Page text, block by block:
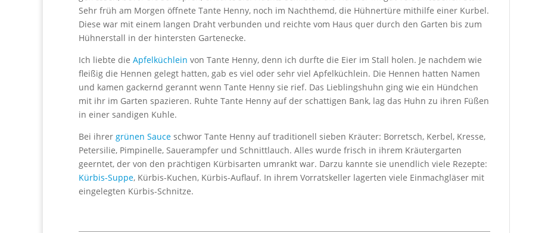
Sehr früh am Morgen öffnete Tante Henny, noch im Nachthemd, die Hühnertüre mithilfe einer Kurbel.
Diese war mit einem langen Draht verbunden und reichte vom Haus quer durch den Garten bis zum
Hühnerstall in der hintersten Gartenecke.
Ich liebte die Apfelküchlein von Tante Henny, denn ich durfte die Eier im Stall holen. Je nachdem wie
fleißig die Hennen gelegt hatten, gab es viel oder sehr viel Apfelküchlein. Die Hennen hatten Namen
und kamen gackernd gerannt wenn Tante Henny sie rief. Das Lieblingshuhn ging wie ein Hündchen
mit ihr im Garten spazieren. Ruhte Tante Henny auf der schattigen Bank, lag das Huhn zu ihren Füßen
in einer sandigen Kuhle.
Bei ihrer grünen Sauce schwor Tante Henny auf traditionell sieben Kräuter: Borretsch, Kerbel, Kresse,
Petersilie, Pimpinelle, Sauerampfer und Schnittlauch. Alles wurde frisch in ihrem Kräutergarten
geerntet, der von den prächtigen Kürbisarten umrankt war. Darzu kannte sie unendlich viele Rezepte:
Kürbis-Suppe, Kürbis-Kuchen, Kürbis-Auflauf. In ihrem Vorratskeller lagerten viele Einmachgläser mit
eingelegten Kürbis-Schnitze.